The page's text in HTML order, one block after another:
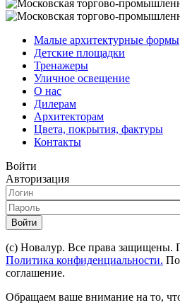
Малые архитектурные формы
Детские площадки
Тренажеры
Уличное освещение
О нас
Дилерам
Архитекторам
Цвета, покрытия, фактуры
Контакты
Войти
Авторизация
Войти
(с) Новалур. Все права защищены.
Политика конфиденциальности.
соглашение.
Обращаем ваше внимание на то,